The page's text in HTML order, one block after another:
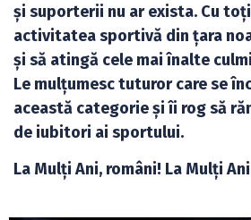
și suporterii nu ar exista. Cu
activitatea sportivă din țara
și să atingă cele mai înalte
Le mulțumesc tuturor care se
această categorie și îi rog să
de iubitori ai sportului.
La Mulți Ani, români! La Mulți